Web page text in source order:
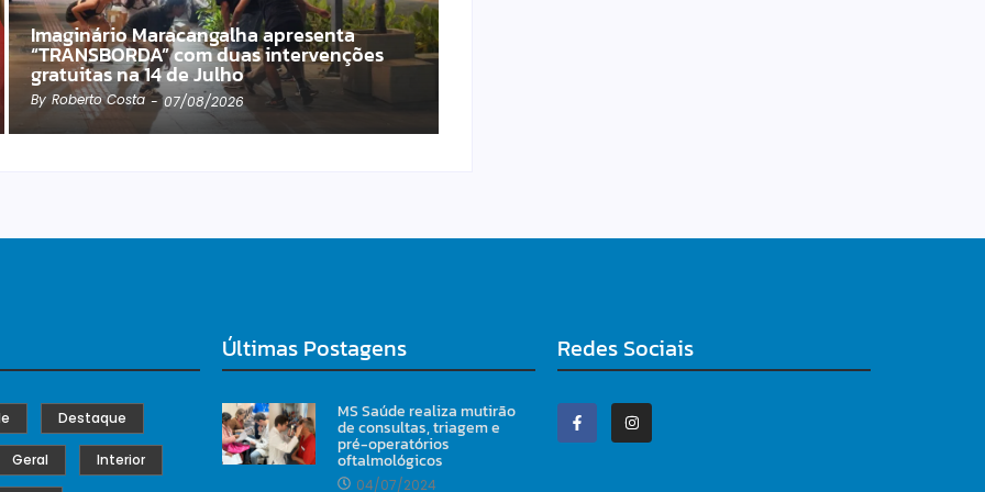
Imaginário Maracangalha apresenta
“TRANSBORDA” com duas intervenções
gratuitas na 14 de Julho
By Roberto Costa - 07/08/2026
Destaque
Geral Interior
Últimas Postagens
MS Saúde realiza mutirão
de consultas, triagem e
pré-operatórios
oftalmológicos
04/07/2024
Redes Sociais